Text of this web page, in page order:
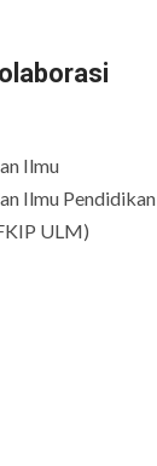
Ilmu
Ilmu Pendidikan
ULM)